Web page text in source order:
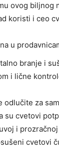
ovog biljnog
koristi i ceo
u
branje i
i lične
odlučite za
su cvetovi
i
cvetovi